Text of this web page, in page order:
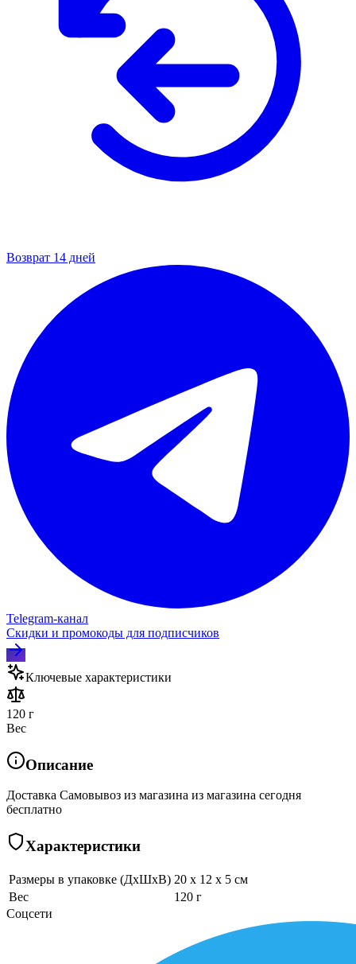
Возврат 14 дней
Telegram‑канал
Скидки и промокоды для подписчиков
Ключевые характеристики
120 г
Вес
Описание
Доставка Самовывоз из магазина из магазина сегодня
бесплатно
Характеристики
Размеры в упаковке (ДхШхВ) 20 x 12 x 5 см
Вес
120 г
Соцсети